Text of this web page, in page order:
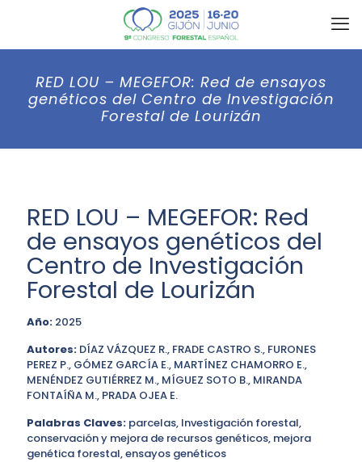
RED LOU – MEGEFOR: Red de ensayos
genéticos del Centro de Investigación
Forestal de Lourizán
RED LOU – MEGEFOR: Red
de ensayos genéticos del
Centro de Investigación
Forestal de Lourizán
Año: 2025
Autores: DÍAZ VÁZQUEZ R., FRADE CASTRO S., FURONES
PEREZ P., GÓMEZ GARCÍA E., MARTÍNEZ CHAMORRO E.,
MENÉNDEZ GUTIÉRREZ M., MÍGUEZ SOTO B., MIRANDA
FONTAÍÑA M., PRADA OJEA E.
Palabras Claves: parcelas, Investigación forestal,
conservación y mejora de recursos genéticos, mejora
genética forestal, ensayos genéticos